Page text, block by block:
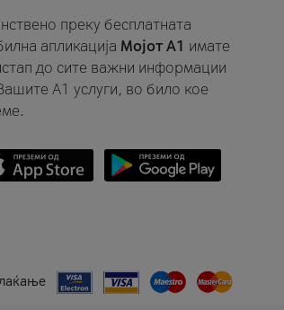
преку бесплатната
апликација Мојот A1 имате
до сите важни информации
A1 услуги, во било кое